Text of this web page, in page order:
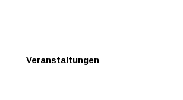
Veranstaltungen